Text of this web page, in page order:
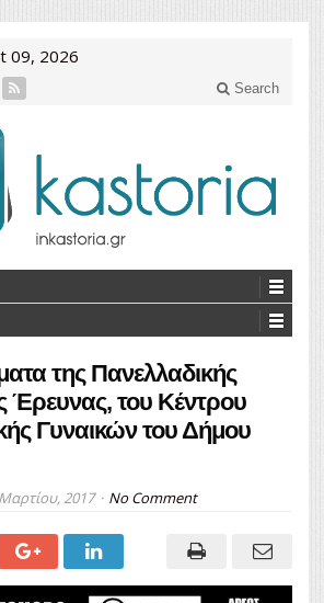
09, 2026
Search
της Πανελλαδικής
Έρευνας, του Κέντρου
Γυναικών του Δήμου
2017 No Comment